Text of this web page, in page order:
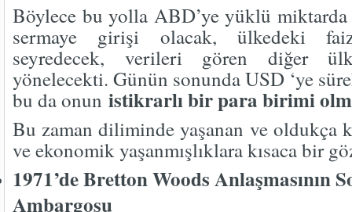
Böylece bu yolla ABD’ye yüklü miktarda
sermaye girişi olacak, ülkedeki
seyredecek, verileri gören diğer
yönelecekti. Günün sonunda USD ‘ye
bu da onun istikrarlı bir para birimi
Bu zaman diliminde yaşanan ve oldukça
ve ekonomik yaşanmışlıklara kısaca bir
1971’de Bretton Woods Anlaşmasının
Ambargosu